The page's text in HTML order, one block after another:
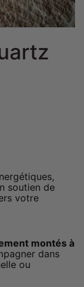
soutien de
votre
montés à
dans
ou